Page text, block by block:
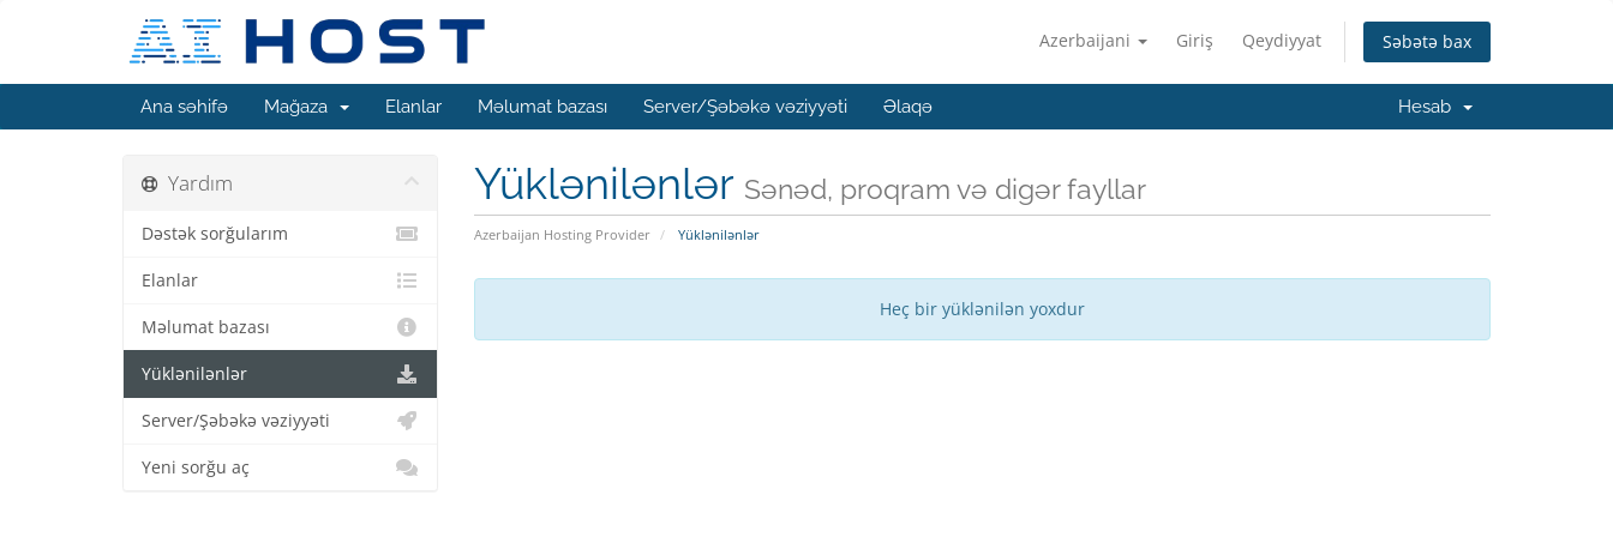
Azerbaijani Giriş Qeydiyyat Səbətə bax
Ana səhifə Mağaza Elanlar Məlumat bazası Server/Şəbəkə vəziyyəti Əlaqə Hesab
Yüklənilənlər Sənəd, proqram və digər fayllar
Azerbaijan Hosting Provider Yüklənilənlər
Heç bir yüklənilən yoxdur
Yardım
Dəstək sorğularım
Elanlar
Məlumat bazası
Yüklənilənlər
Server/Şəbəkə vəziyyəti
Yeni sorğu aç